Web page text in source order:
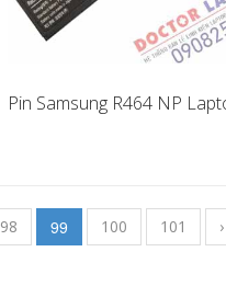
Pin Samsung R464 NP
98 99 100 101 ›